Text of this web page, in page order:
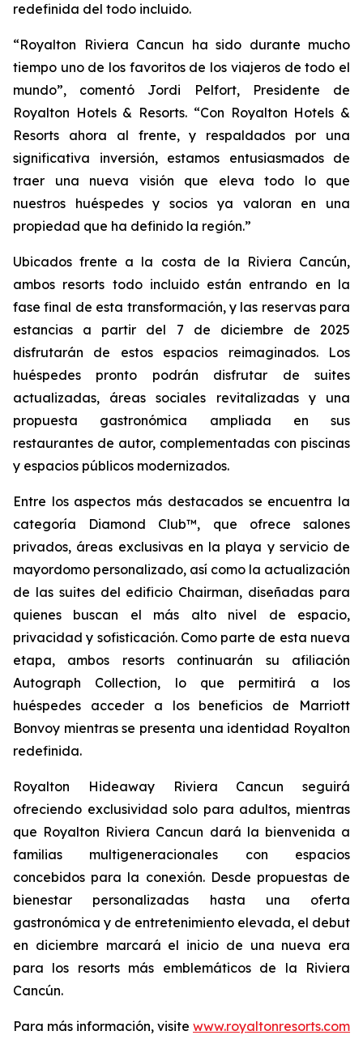
redefinida del todo incluido.
“Royalton Riviera Cancun ha sido durante mucho
tiempo uno de los favoritos de los viajeros de todo el
mundo”, comentó Jordi Pelfort, Presidente de
Royalton Hotels & Resorts. “Con Royalton Hotels &
Resorts ahora al frente, y respaldados por una
significativa inversión, estamos entusiasmados de
traer una nueva visión que eleva todo lo que
nuestros huéspedes y socios ya valoran en una
propiedad que ha definido la región.”
Ubicados frente a la costa de la Riviera Cancún,
ambos resorts todo incluido están entrando en la
fase final de esta transformación, y las reservas para
estancias a partir del 7 de diciembre de 2025
disfrutarán de estos espacios reimaginados. Los
huéspedes pronto podrán disfrutar de suites
actualizadas, áreas sociales revitalizadas y una
propuesta gastronómica ampliada en sus
restaurantes de autor, complementadas con piscinas
y espacios públicos modernizados.
Entre los aspectos más destacados se encuentra la
categoría Diamond Club™, que ofrece salones
privados, áreas exclusivas en la playa y servicio de
mayordomo personalizado, así como la actualización
de las suites del edificio Chairman, diseñadas para
quienes buscan el más alto nivel de espacio,
privacidad y sofisticación. Como parte de esta nueva
etapa, ambos resorts continuarán su afiliación
Autograph Collection, lo que permitirá a los
huéspedes acceder a los beneficios de Marriott
Bonvoy mientras se presenta una identidad Royalton
redefinida.
Royalton Hideaway Riviera Cancun seguirá
ofreciendo exclusividad solo para adultos, mientras
que Royalton Riviera Cancun dará la bienvenida a
familias multigeneracionales con espacios
concebidos para la conexión. Desde propuestas de
bienestar personalizadas hasta una oferta
gastronómica y de entretenimiento elevada, el debut
en diciembre marcará el inicio de una nueva era
para los resorts más emblemáticos de la Riviera
Cancún.
Para más información, visite www.royaltonresorts.com